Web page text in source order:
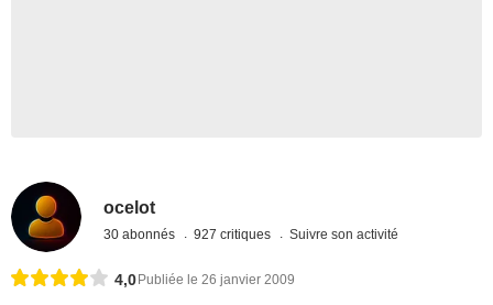
ocelot
30 abonnés 927 critiques Suivre son activité
4,0 Publiée le 26 janvier 2009